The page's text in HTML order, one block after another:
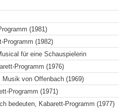
(1981)
Programm (1982)
für eine Schauspielerin
Programm (1976)
Musik von Offenbach (1969)
Programm (1971)
bedeuten, Kabarett-Programm (1977)